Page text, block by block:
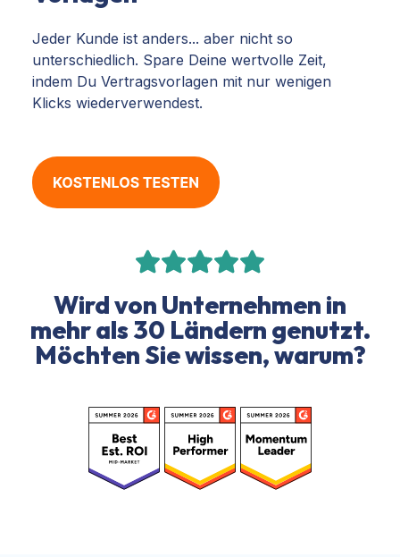
Jeder Kunde ist anders... aber nicht so
unterschiedlich. Spare Deine wertvolle Zeit,
indem Du Vertragsvorlagen mit nur wenigen
Klicks wiederverwendest.
Wird von Unternehmen in
mehr als 30 Ländern genutzt.
Möchten Sie wissen, warum?